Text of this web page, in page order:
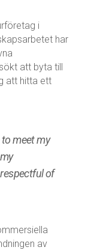
i
har
att byta till
att hitta ett
meet my
of
av